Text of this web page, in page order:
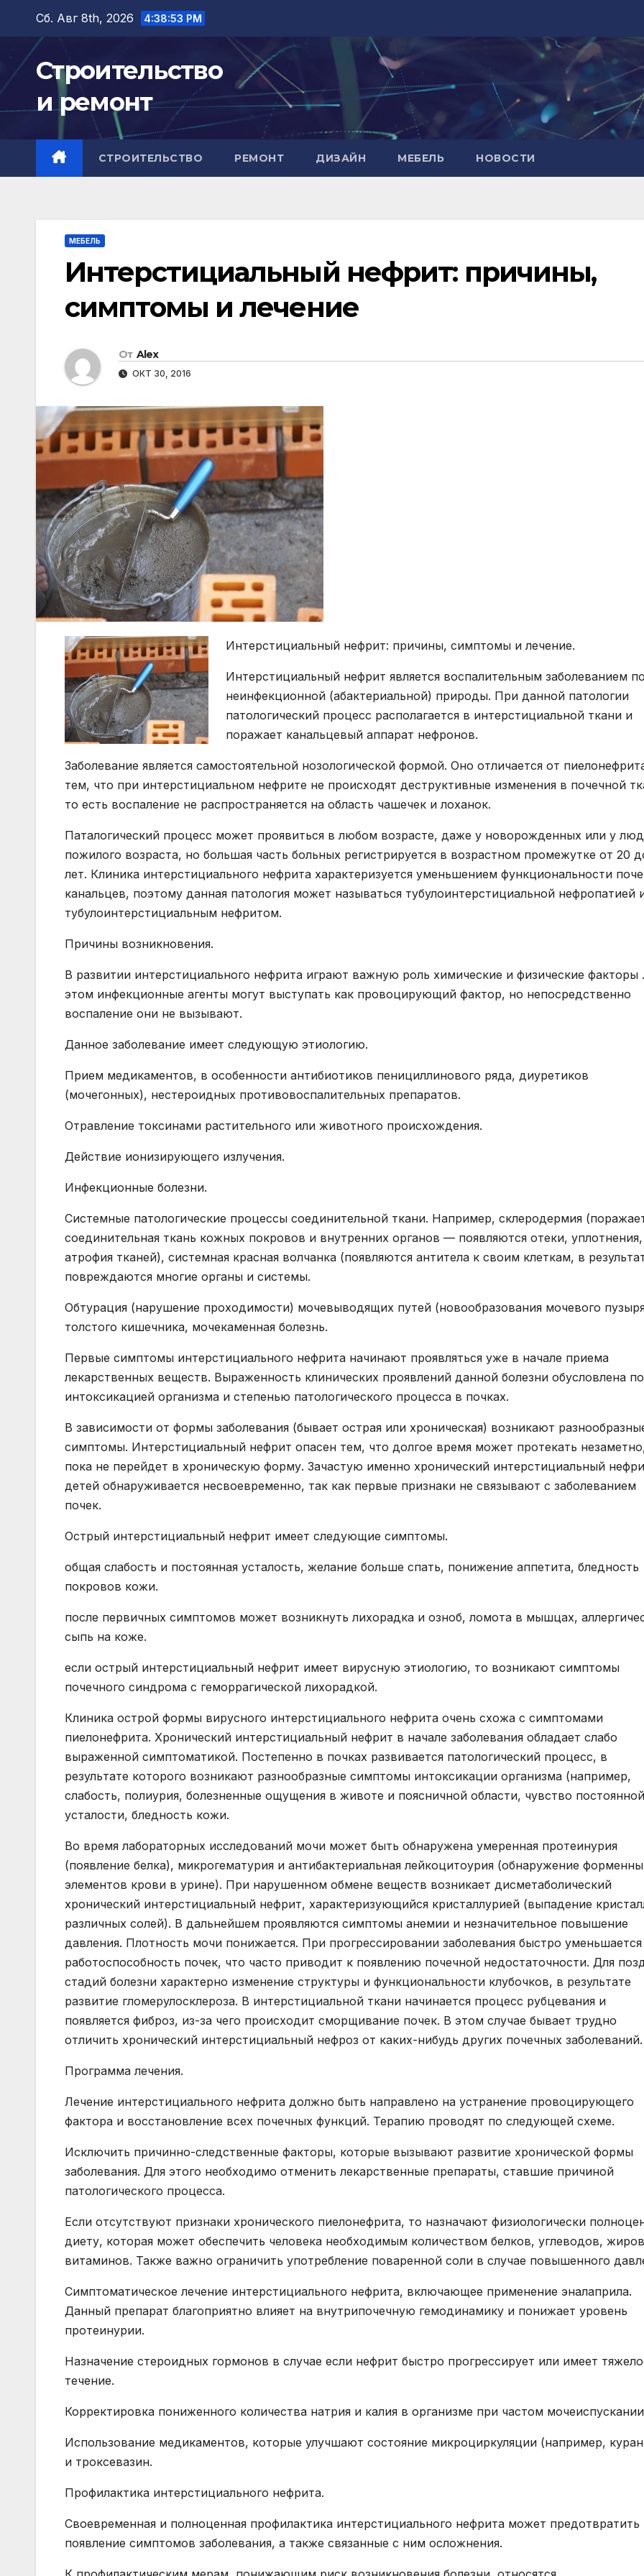
Перейти
содержимому
Сб. Авг 8th, 2026 4:38:54 PM
Строительство
и ремонт
СТРОИТЕЛЬСТВО РЕМОНТ ДИЗАЙН МЕБЕЛЬ НОВОСТИ
МЕБЕЛЬ
Интерстициальный нефрит: причины,
симптомы и лечение
От Alex
ОКТ 30, 2016
Интерстициальный нефрит: причины, симптомы и лечение.
Интерстициальный нефрит является воспалительным заболеванием
неинфекционной (абактериальной) природы. При данной патологии
патологический процесс располагается в интерстициальной ткани и
поражает канальцевый аппарат нефронов.
Заболевание является самостоятельной нозологической формой. Оно отличается от
тем, что при интерстициальном нефрите не происходят деструктивные изменения в почечной
то есть воспаление не распространяется на область чашечек и лоханок.
Паталогический процесс может проявиться в любом возрасте, даже у новорожденных или у
пожилого возраста, но большая часть больных регистрируется в возрастном промежутке от 20
лет. Клиника интерстициального нефрита характеризуется уменьшением функциональности
канальцев, поэтому данная патология может называться тубулоинтерстициальной нефропатией
тубулоинтерстициальным нефритом.
Причины возникновения.
В развитии интерстициального нефрита играют важную роль химические и физические факторы
этом инфекционные агенты могут выступать как провоцирующий фактор, но непосредственно
воспаление они не вызывают.
Данное заболевание имеет следующую этиологию.
Прием медикаментов, в особенности антибиотиков пенициллинового ряда, диуретиков
(мочегонных), нестероидных противовоспалительных препаратов.
Отравление токсинами растительного или животного происхождения.
Действие ионизирующего излучения.
Инфекционные болезни.
Системные патологические процессы соединительной ткани. Например, склеродермия
соединительная ткань кожных покровов и внутренних органов — появляются отеки, уплотнения,
атрофия тканей), системная красная волчанка (появляются антитела к своим клеткам, в
повреждаются многие органы и системы.
Обтурация (нарушение проходимости) мочевыводящих путей (новообразования мочевого
толстого кишечника, мочекаменная болезнь.
Первые симптомы интерстициального нефрита начинают проявляться уже в начале приема
лекарственных веществ. Выраженность клинических проявлений данной болезни обусловлена
интоксикацией организма и степенью патологического процесса в почках.
В зависимости от формы заболевания (бывает острая или хроническая) возникают
симптомы. Интерстициальный нефрит опасен тем, что долгое время может протекать
пока не перейдет в хроническую форму. Зачастую именно хронический интерстициальный
детей обнаруживается несвоевременно, так как первые признаки не связывают с заболеванием
почек.
Острый интерстициальный нефрит имеет следующие симптомы.
общая слабость и постоянная усталость, желание больше спать, понижение аппетита, бледность
покровов кожи.
после первичных симптомов может возникнуть лихорадка и озноб, ломота в мышцах,
сыпь на коже.
если острый интерстициальный нефрит имеет вирусную этиологию, то возникают симптомы
почечного синдрома с геморрагической лихорадкой.
Клиника острой формы вирусного интерстициального нефрита очень схожа с симптомами
пиелонефрита. Хронический интерстициальный нефрит в начале заболевания обладает слабо
выраженной симптоматикой. Постепенно в почках развивается патологический процесс, в
результате которого возникают разнообразные симптомы интоксикации организма (например,
слабость, полиурия, болезненные ощущения в животе и поясничной области, чувство постоянной
усталости, бледность кожи.
Во время лабораторных исследований мочи может быть обнаружена умеренная протеинурия
(появление белка), микрогематурия и антибактериальная лейкоцитоурия (обнаружение
элементов крови в урине). При нарушенном обмене веществ возникает дисметаболический
хронический интерстициальный нефрит, характеризующийся кристаллурией (выпадение
различных солей). В дальнейшем проявляются симптомы анемии и незначительное повышение
давления. Плотность мочи понижается. При прогрессировании заболевания быстро уменьшается
работоспособность почек, что часто приводит к появлению почечной недостаточности. Для
стадий болезни характерно изменение структуры и функциональности клубочков, в результате
развитие гломерулосклероза. В интерстициальной ткани начинается процесс рубцевания и
появляется фиброз, из-за чего происходит сморщивание почек. В этом случае бывает трудно
отличить хронический интерстициальный нефроз от каких-нибудь других почечных заболеваний.
Программа лечения.
Лечение интерстициального нефрита должно быть направлено на устранение провоцирующего
фактора и восстановление всех почечных функций. Терапию проводят по следующей схеме.
Исключить причинно-следственные факторы, которые вызывают развитие хронической формы
заболевания. Для этого необходимо отменить лекарственные препараты, ставшие причиной
патологического процесса.
Если отсутствуют признаки хронического пиелонефрита, то назначают физиологически
диету, которая может обеспечить человека необходимым количеством белков, углеводов,
витаминов. Также важно ограничить употребление поваренной соли в случае повышенного
Симптоматическое лечение интерстициального нефрита, включающее применение эналаприла.
Данный препарат благоприятно влияет на внутрипочечную гемодинамику и понижает уровень
протеинурии.
Назначение стероидных гормонов в случае если нефрит быстро прогрессирует или имеет
течение.
Корректировка пониженного количества натрия и калия в организме при частом
Использование медикаментов, которые улучшают состояние микроциркуляции (например,
и троксевазин.
Профилактика интерстициального нефрита.
Своевременная и полноценная профилактика интерстициального нефрита может предотвратить
появление симптомов заболевания, а также связанные с ним осложнения.